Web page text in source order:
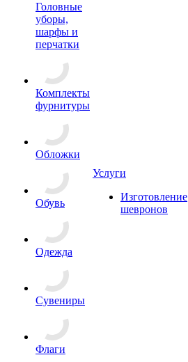
Головные
уборы,
шарфы и
перчатки
Комплекты
фурнитуры
Обложки
Обувь
Одежда
Сувениры
Флаги
Услуги
Изготовление
шевронов